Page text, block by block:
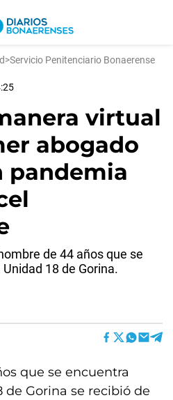
>Servicio Penitenciario Bonaerense
virtual
abogado
pandemia
de 44 años que se
18 de Gorina.
que se encuentra
de Gorina se recibió de